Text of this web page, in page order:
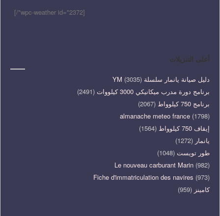
[wpc-weather id="2372"/]
أعلى التنزيلات
دليل صيانة يانمار سلسلة YM (3035)
برنامج دورة مدرب ميكانيكي 3000 كيلووات
(2491)
برنامج 750 كيلوواط
(2067)
almanache meteo france (1798)
إيقاف 750 كيلوواط
(1564)
يانمار (1272)
طور تويست (1048)
Le nouveau carburant Marin (982)
Fiche d'immatriculation des navires (973)
كامينز (959)